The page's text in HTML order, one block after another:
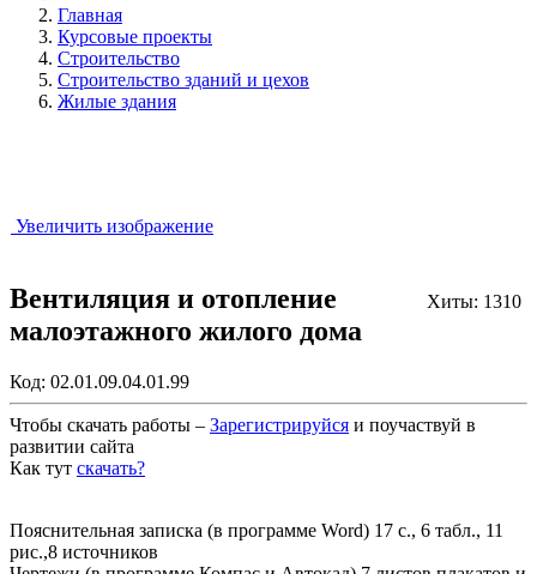
Главная
Курсовые проекты
Строительство
Строительство зданий и цехов
Жилые здания
Увеличить изображение
Хиты: 1310
Вентиляция и отопление
малоэтажного жилого дома
Код: 02.01.09.04.01.99
Чтобы скачать работы – Зарегистрируйся и поучаствуй в
развитии сайта
Как тут скачать?
Пояснительная записка (в программе Word) 17 с., 6 табл., 11
рис.,8 источников